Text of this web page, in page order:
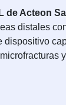
de Acteon
distales